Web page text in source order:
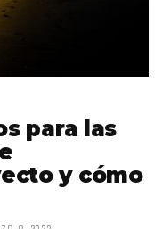
para las
y cómo